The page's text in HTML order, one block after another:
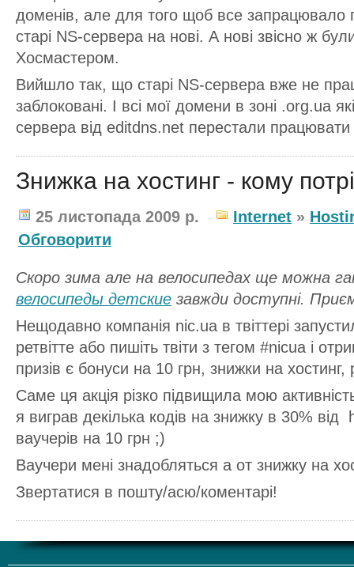
доменів, але для того щоб все запрацювало
старі NS-сервера на нові. А нові звісно ж
Хосмастером.
Вийшло так, що старі NS-сервера вже не
заблоковані. І всі мої домени в зоні .org.ua
сервера від editdns.net перестали
Знижка на хостинг - кому
25 листопада 2009 р. Internet »
Обговорити
Скоро зима але на велосипедах ще можна
велосипеды детские завжди доступні.
Нещодавно компанія nic.ua в твіттері
ретвітте або пишіть твіти з тегом #nicua і
призів є бонуси на 10 грн, знижки на хостинг,
Саме ця акція різко підвищила мою
я виграв декілька кодів на знижку в 30% від
ваучерів на 10 грн ;)
Ваучери мені знадобляться а от знижку на
Звертатися в пошту/асю/коментарі!